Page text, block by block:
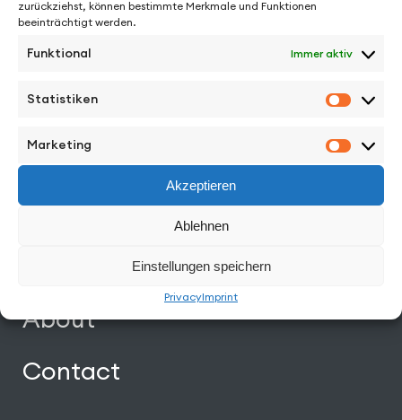
zurückziehst, können bestimmte Merkmale und Funktionen
beeinträchtigt werden.
Funktional Immer aktiv
Statistiken
Marketing
Akzeptieren
Ablehnen
Einstellungen speichern
PrivacyImprint
Back to Top
Work
Directors
About
Contact